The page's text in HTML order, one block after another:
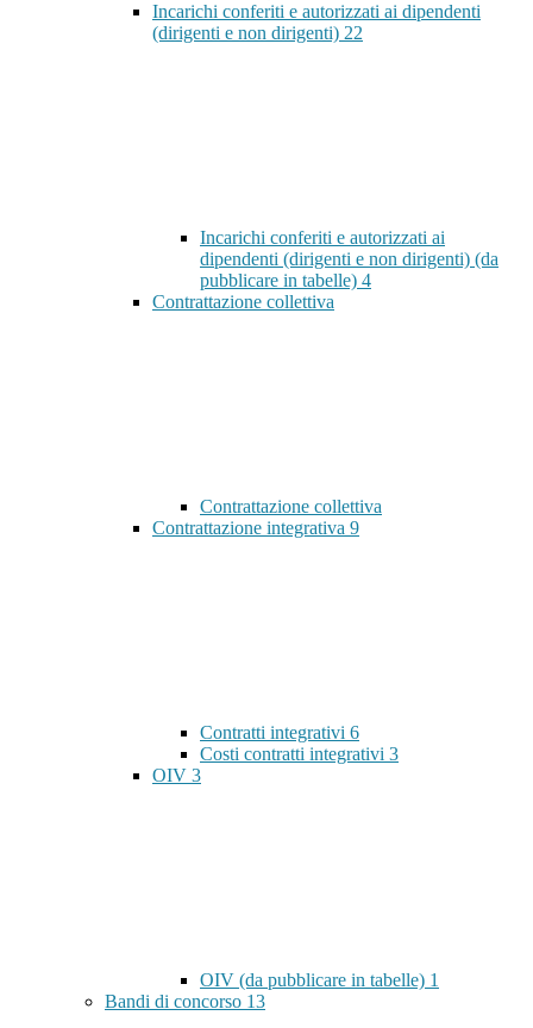
Incarichi conferiti e autorizzati ai dipendenti
(dirigenti e non dirigenti) 22
Incarichi conferiti e autorizzati ai
dipendenti (dirigenti e non dirigenti) (da
pubblicare in tabelle) 4
Contrattazione collettiva
Contrattazione collettiva
Contrattazione integrativa 9
Contratti integrativi 6
Costi contratti integrativi 3
OIV 3
OIV (da pubblicare in tabelle) 1
Bandi di concorso 13